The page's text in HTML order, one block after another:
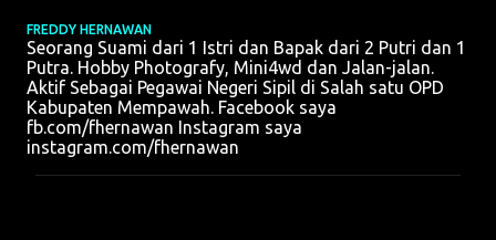
FREDDY HERNAWAN
Seorang Suami dari 1 Istri dan Bapak dari 2 Putri dan 1
Putra. Hobby Photografy, Mini4wd dan Jalan-jalan.
Aktif Sebagai Pegawai Negeri Sipil di Salah satu OPD
Kabupaten Mempawah. Facebook saya
fb.com/fhernawan Instagram saya
instagram.com/fhernawan